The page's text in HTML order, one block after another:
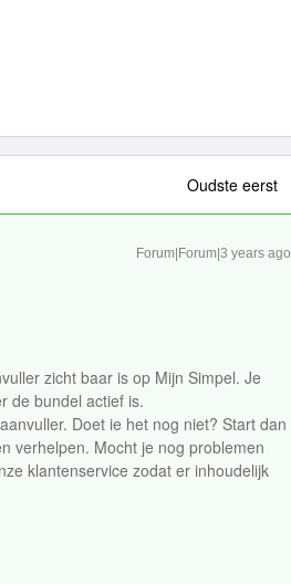
Oudste eerst
Forum|Forum|3 years ago
zicht baar is op Mijn Simpel. Je
de bundel actief is.
Doet ie het nog niet? Start dan
verhelpen. Mocht je nog problemen
klantenservice zodat er inhoudelijk